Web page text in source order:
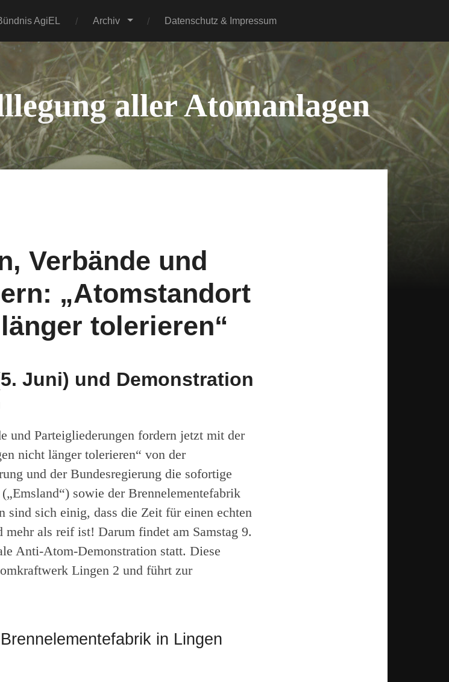
AgiEL Archiv Datenschutz & Impressum
aller Atomanlagen
Verbände und
„Atomstandort
tolerieren“
Juni) und Demonstration
und Parteigliederungen fordern jetzt mit der
nicht länger tolerieren“ von der
und der Bundes­regierung die so­fortige
sowie der Brennelemente­fabrik
sind sich einig, dass die Zeit für einen echten
mehr als reif ist! Darum findet am Samstag 9.
Anti-Atom-Demonstration statt. Diese
Lingen 2 und führt zur
in Lingen